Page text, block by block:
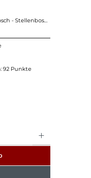
92 Punkte